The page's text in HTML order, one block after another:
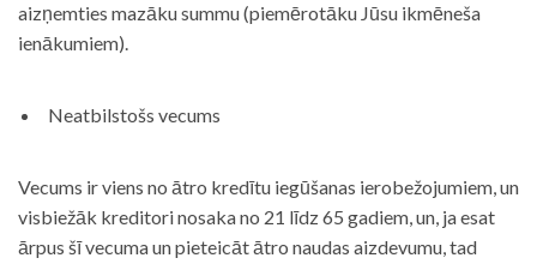
aizņemties mazāku summu (piemērotāku Jūsu ikmēneša
ienākumiem).
Neatbilstošs vecums
Vecums ir viens no ātro kredītu iegūšanas ierobežojumiem, un
visbiežāk kreditori nosaka no 21 līdz 65 gadiem, un, ja esat
ārpus šī vecuma un pieteicāt ātro naudas aizdevumu, tad